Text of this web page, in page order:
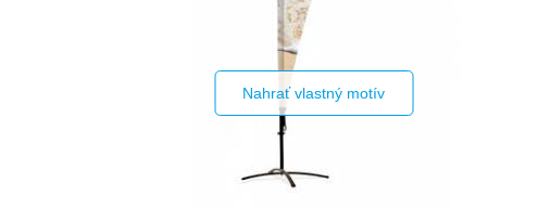
Nahrať vlastný motív